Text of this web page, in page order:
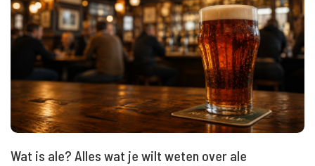
Wat is ale? Alles wat je wilt weten over ale